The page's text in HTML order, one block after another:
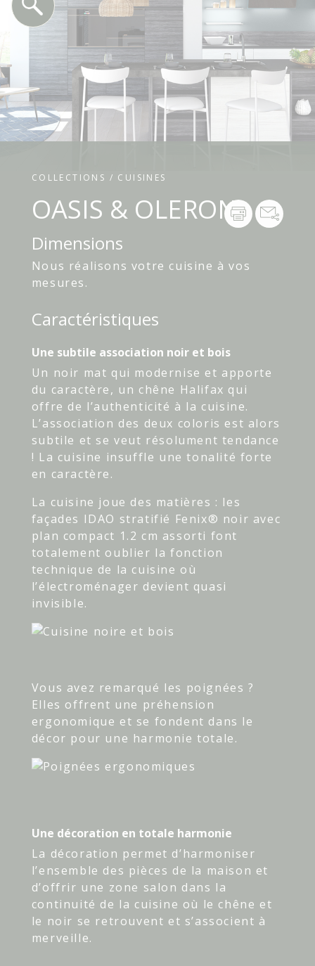
COLLECTIONS / CUISINES
OASIS & OLERON
Dimensions
Nous réalisons votre cuisine à vos
mesures.
Caractéristiques
Une subtile association noir et bois
Un noir mat qui modernise et apporte
du caractère, un chêne Halifax qui
offre de l’authenticité à la cuisine.
L’association des deux coloris est alors
subtile et se veut résolument tendance
! La cuisine insuffle une tonalité forte
en caractère.
La cuisine joue des matières : les
façades IDAO stratifié Fenix® noir avec
plan compact 1.2 cm assorti font
totalement oublier la fonction
technique de la cuisine où
l’électroménager devient quasi
invisible.
Vous avez remarqué les poignées ?
Elles offrent une préhension
ergonomique et se fondent dans le
décor pour une harmonie totale.
Une décoration en totale harmonie
La décoration permet d’harmoniser
l’ensemble des pièces de la maison et
d’offrir une zone salon dans la
continuité de la cuisine où le chêne et
le noir se retrouvent et s’associent à
merveille.